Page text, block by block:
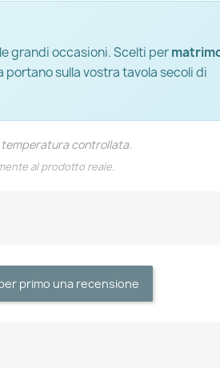
grandi occasioni. Scelti per
portano sulla vostra tavola secoli di
temperatura controllata.
al prodotto reale.
primo una recensione